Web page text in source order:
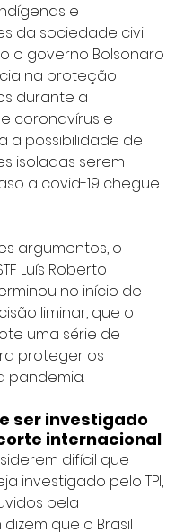
e
da sociedade civil
o governo Bolsonaro
na proteção
durante a
coronavírus e
a possibilidade de
isoladas serem
a covid-19 chegue
argumentos, o
Luís Roberto
no início de
liminar, que o
uma série de
proteger os
pandemia.
ser investigado
internacional
difícil que
investigado pelo TPI,
pela
que o Brasil